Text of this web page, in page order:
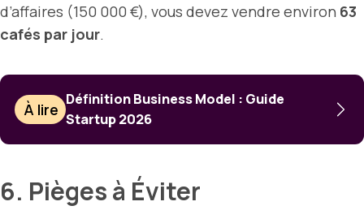
d’affaires (150 000 €), vous devez vendre environ 63
cafés par jour.
À lire
Définition Business Model : Guide
Startup 2026
6. Pièges à Éviter